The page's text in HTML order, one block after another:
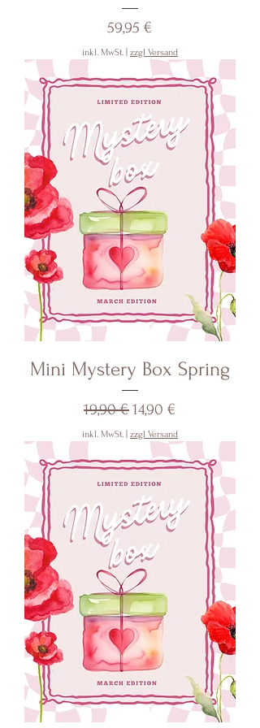
Preis
59,95 €
inkl. MwSt. zzgl Versand
Mini Mystery Box Spring
Standardpreis
19,90 €Sale-Preis
14,90 €
inkl. MwSt. zzgl Versand